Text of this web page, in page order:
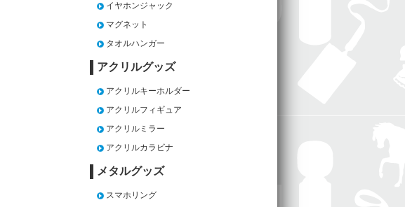
イヤホンジャック
マグネット
タオルハンガー
アクリルグッズ
アクリルキーホルダー
アクリルフィギュア
アクリルミラー
アクリルカラビナ
メタルグッズ
スマホリング